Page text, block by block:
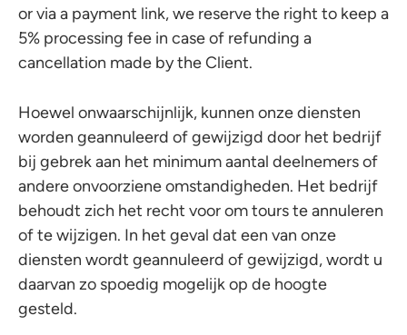
or via a payment link, we reserve the right to keep a
5% processing fee in case of refunding a
cancellation made by the Client.
Hoewel onwaarschijnlijk, kunnen onze diensten
worden geannuleerd of gewijzigd door het bedrijf
bij gebrek aan het minimum aantal deelnemers of
andere onvoorziene omstandigheden. Het bedrijf
behoudt zich het recht voor om tours te annuleren
of te wijzigen. In het geval dat een van onze
diensten wordt geannuleerd of gewijzigd, wordt u
daarvan zo spoedig mogelijk op de hoogte
gesteld.